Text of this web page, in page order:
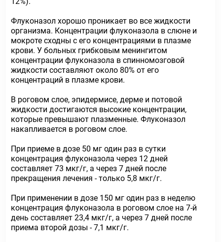
Флуконазол хорошо проникает во все жидкости
организма. Концентрации флуконазола в слюне и
мокроте сходны с его концентрациями в плазме
крови. У больных грибковым менингитом
концентрации флуконазола в спинномозговой
жидкости составляют около 80% от его
концентраций в плазме крови.
В роговом слое, эпидермисе, дерме и потовой
жидкости достигаются высокие концентрации,
которые превышают плазменные. Флуконазол
накапливается в роговом слое.
При приеме в дозе 50 мг один раз в сутки
концентрация флуконазола через 12 дней
составляет 73 мкг/г, а через 7 дней после
прекращения лечения - только 5,8 мкг/г.
При применении в дозе 150 мг один раз в неделю
концентрация флуконазола в роговом слое на 7-й
день составляет 23,4 мкг/г, а через 7 дней после
приема второй дозы - 7,1 мкг/г.